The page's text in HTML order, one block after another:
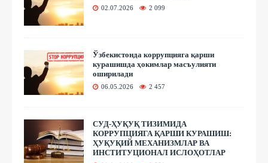
02.07.2026 2 099
Ўзбекистонда коррупцияга қарши
курашишда ҳокимлар масъулияти
оширилади
06.05.2026 2 457
СУД-ҲУҚУҚ ТИЗИМИДА
КОРРУПЦИЯГА ҚАРШИ КУРАШИШ:
ҲУҚУҚИЙ МЕХАНИЗМЛАР ВА
ИНСТИТУЦИОНАЛ ИСЛОҲОТЛАР